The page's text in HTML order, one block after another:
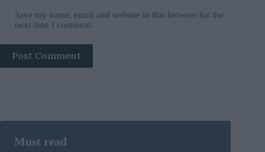
Save my name, email and website in this browser for the
next time I comment.
Post Comment